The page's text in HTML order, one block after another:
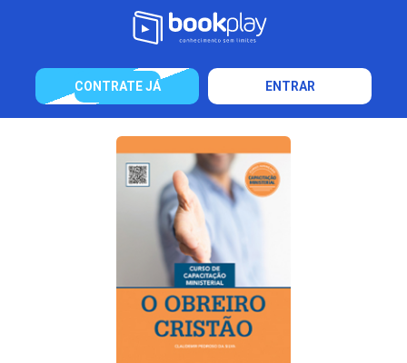
CONTRATE JÁ ENTRAR